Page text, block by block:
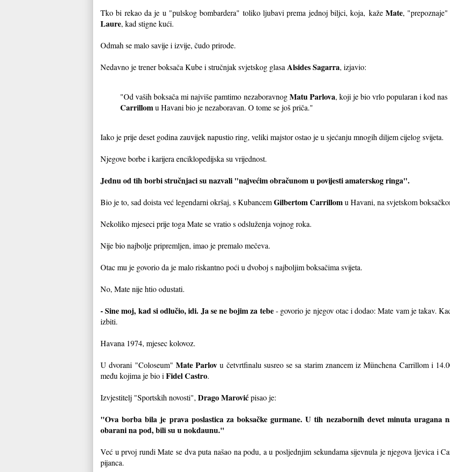
Tko bi rekao da je u "pulskog bombardera" toliko ljubavi prema jednoj biljci, koja, kažeMate,
Laure, kad stigne kući.
Odmah se malo savije i izvije, čudo prirode.
Nedavno je trener boksača Kube i stručnjak svjetskog glasa Alsides Sagarra, izjavio:
"Od vaših boksača mi najviše pamtimo nezaboravnogMatu Parlova, koji je bio vrlo popularan i kod
Carrillomu Havani bio je nezaboravan. O tome se još priča."
Iako je prije deset godina zauvijek napustio ring, veliki majstor ostao je u sjećanju mnogih diljem cijelog svijeta.
Njegove borbe i karijera enciklopedijska su vrijednost.
Jednu od tih borbi stručnjaci su nazvali "najvećim obračunom u povijesti amaterskog ringa".
Bio je to, sad doista već legendarni okršaj, s KubancemGilbertom Carrillomu Havani, na svjetskom
Nekoliko mjeseci prije toga Mate se vratio s odsluženja vojnog roka.
Nije bio najbolje pripremljen, imao je premalo mečeva.
Otac mu je govorio da je malo riskantno poći u dvoboj s najboljim boksačima svijeta.
No, Mate nije htio odustati.
- Sine moj, kad si odlučio, idi. Ja se ne bojim za tebe- govorio je njegov otac i dodao: Mate vam je takav.
izbiti.
Havana 1974, mjesec kolovoz.
U dvorani "Coloseum" Mate Parlov u četvrtfinalu susreo se sa starim znancem iz Münchena Carrillom i
među kojima je bio i Fidel Castro.
Izvjestitelj "Sportskih novosti", Drago Marovićpisao je:
"Ova borba bila je prava poslastica za boksačke gurmane. U tih nezabornih devet minuta uragana
obarani na pod, bili su u nokdaunu."
Već u prvoj rundi Mate se dva puta našao na podu, a u posljednjim sekundama sijevnula je njegova ljevica i
pijanca.